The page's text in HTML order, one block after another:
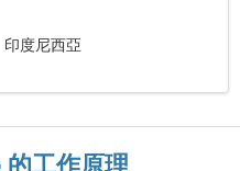
度尼西亞
工作原理